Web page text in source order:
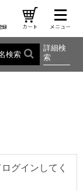
検索
詳細検
索
グインしてく